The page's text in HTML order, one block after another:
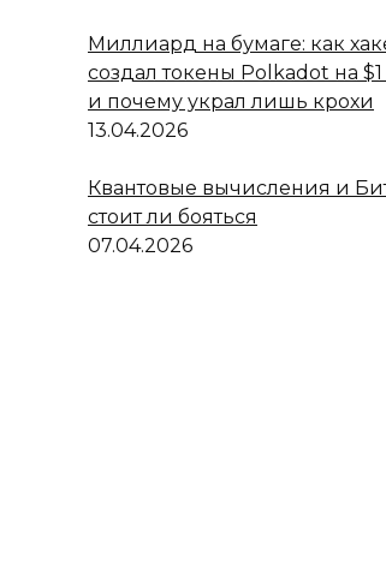
Миллиард на бумаге: как
создал токены Polkadot на
и почему украл лишь крохи
13.04.2026
Квантовые вычисления и
стоит ли бояться
07.04.2026